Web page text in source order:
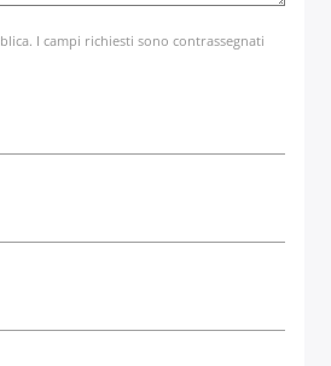
I campi richiesti sono contrassegnati